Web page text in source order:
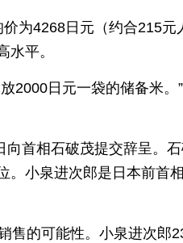
为4268日元（约合215元
平。
2000日元一袋的储备米。
向首相石破茂提交辞呈。
。小泉进次郎是日本前首
售的可能性。小泉进次郎